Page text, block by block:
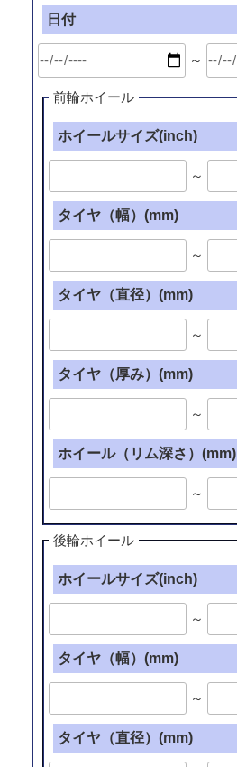
日付
～
前輪ホイール
ホイールサイズ(inch)
～
タイヤ（幅）(mm)
～
タイヤ（直径）(mm)
～
タイヤ（厚み）(mm)
～
ホイール（リム深さ）(mm)
～
後輪ホイール
ホイールサイズ(inch)
～
タイヤ（幅）(mm)
～
タイヤ（直径）(mm)